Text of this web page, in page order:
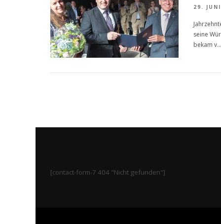
29.
seine
bekam v...
[contact-form-7 404 "Nicht gefunden"]